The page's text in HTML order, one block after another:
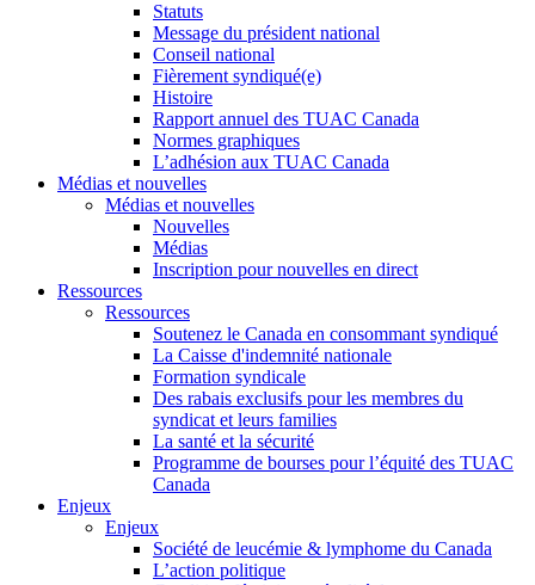
Statuts
Message du président national
Conseil national
Fièrement syndiqué(e)
Histoire
Rapport annuel des TUAC Canada
Normes graphiques
L’adhésion aux TUAC Canada
Médias et nouvelles
Médias et nouvelles
Nouvelles
Médias
Inscription pour nouvelles en direct
Ressources
Ressources
Soutenez le Canada en consommant syndiqué
La Caisse d'indemnité nationale
Formation syndicale
Des rabais exclusifs pour les membres du
syndicat et leurs families
La santé et la sécurité
Programme de bourses pour l’équité des TUAC
Canada
Enjeux
Enjeux
Société de leucémie & lymphome du Canada
L’action politique